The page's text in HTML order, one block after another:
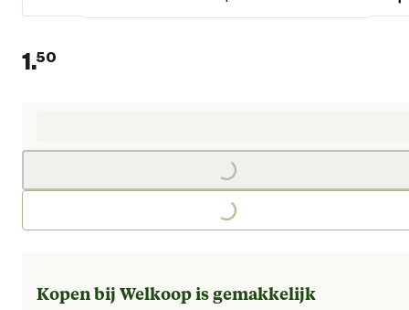
1.50
Loading...
Loading...
Kopen bij Welkoop is gemakkelijk